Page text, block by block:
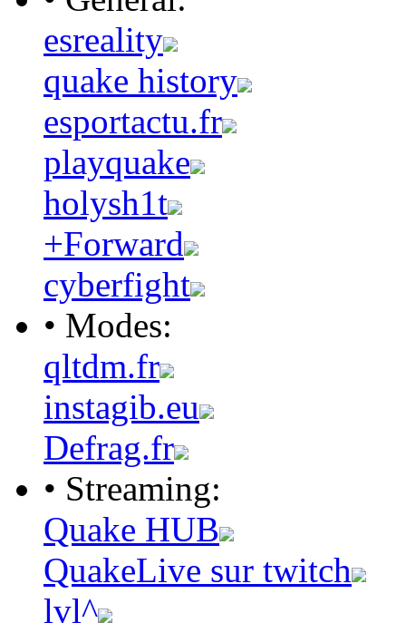
esreality
quake history
esportactu.fr
playquake
holysh1t
+Forward
cyberfight
• Modes:
qltdm.fr
instagib.eu
Defrag.fr
• Streaming:
Quake HUB
QuakeLive sur twitch
lvl^